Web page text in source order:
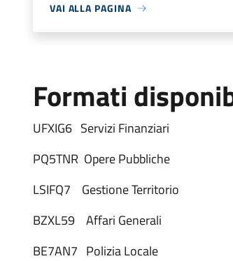
VAI ALLA PAGINA
Formati
UFXIG6 Servizi Finanziari
PQ5TNR Opere Pubbliche
LSIFQ7 Gestione Territorio
BZXL59 Affari Generali
BE7AN7 Polizia Locale